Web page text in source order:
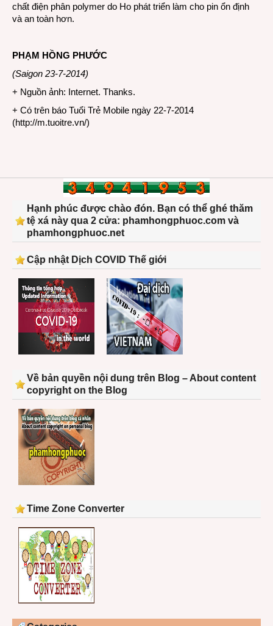
chất điện phân polymer do Ho phát triển làm cho pin ổn định
và an toàn hơn.
PHẠM HỒNG PHƯỚC
(Saigon 23-7-2014)
+ Nguồn ảnh: Internet. Thanks.
+ Có trên báo Tuổi Trẻ Mobile ngày 22-7-2014
(http://m.tuoitre.vn/)
Hạnh phúc được chào đón. Bạn có thể ghé thăm
tệ xá này qua 2 cửa: phamhongphuoc.com và
phamhongphuoc.net
Cập nhật Dịch COVID Thế giới
Về bản quyền nội dung trên Blog – About content
copyright on the Blog
Time Zone Converter